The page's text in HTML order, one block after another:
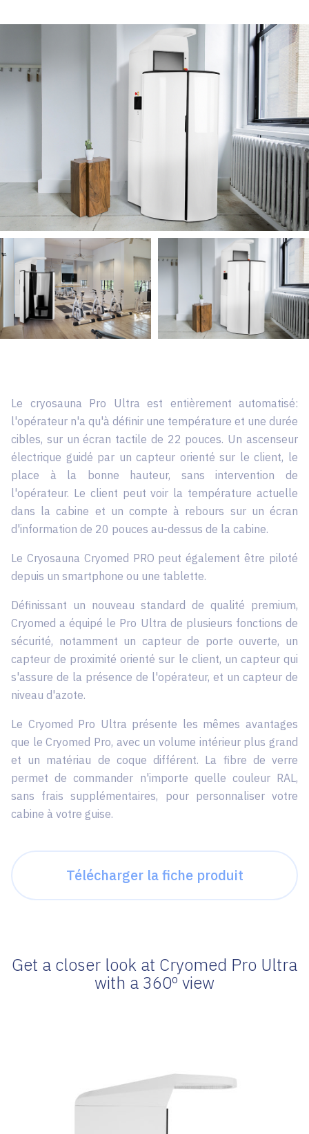
Le cryosauna Pro Ultra est entièrement automatisé:
l'opérateur n'a qu'à définir une température et une durée
cibles, sur un écran tactile de 22 pouces. Un ascenseur
électrique guidé par un capteur orienté sur le client, le
place à la bonne hauteur, sans intervention de
l'opérateur. Le client peut voir la température actuelle
dans la cabine et un compte à rebours sur un écran
d'information de 20 pouces au-dessus de la cabine.
Le Cryosauna Cryomed PRO peut également être piloté
depuis un smartphone ou une tablette.
Définissant un nouveau standard de qualité premium,
Cryomed a équipé le Pro Ultra de plusieurs fonctions de
sécurité, notamment un capteur de porte ouverte, un
capteur de proximité orienté sur le client, un capteur qui
s'assure de la présence de l'opérateur, et un capteur de
niveau d'azote.
Le Cryomed Pro Ultra présente les mêmes avantages
que le Cryomed Pro, avec un volume intérieur plus grand
et un matériau de coque différent. La fibre de verre
permet de commander n'importe quelle couleur RAL,
sans frais supplémentaires, pour personnaliser votre
cabine à votre guise.
Télécharger la fiche produit
Get a closer look at Cryomed Pro Ultra
with a 360º view